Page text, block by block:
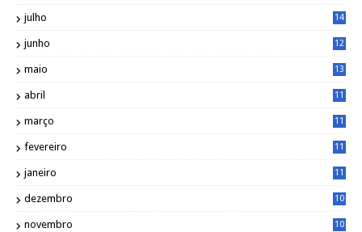
julho
14
junho
12
maio
13
abril
11
março
11
fevereiro
11
janeiro
11
dezembro
10
novembro
10